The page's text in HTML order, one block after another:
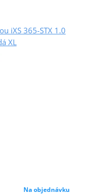
iXS 365-STX 1.0
XL
Na objednávku